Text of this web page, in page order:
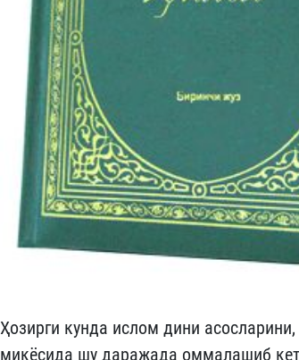
Ҳозирги кунда ислом дини
микёсида шу даражада оммалашиб